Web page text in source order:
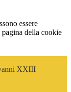
essere
della cookie
XXIII